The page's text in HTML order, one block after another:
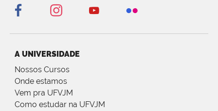
A UNIVERSIDADE
Nossos Cursos
Onde estamos
Vem pra UFVJM
Como estudar na UFVJM